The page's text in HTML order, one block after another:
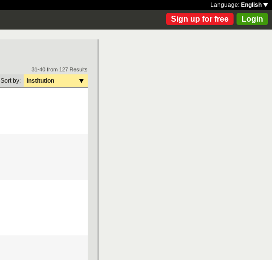
Language: English
Sign up for free Login
31-40 from 127 Results
Sort by: Institution